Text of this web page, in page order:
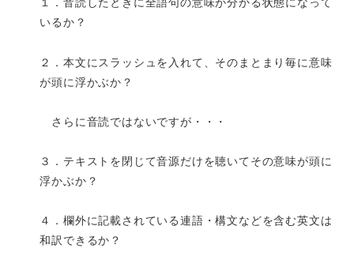
いるか？
２．本文にスラッシュを入れて、そのまとまり毎に意味
が頭に浮かぶか？
さらに音読ではないですが・・・
３．テキストを閉じて音源だけを聴いてその意味が頭に
浮かぶか？
４．欄外に記載されている連語・構文などを含む英文は
和訳できるか？